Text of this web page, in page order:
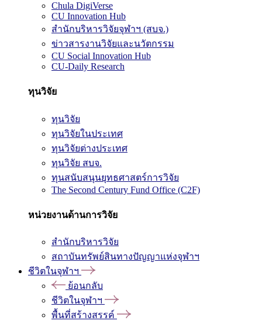
Chula DigiVerse
CU Innovation Hub
สำนักบริหารวิจัยจุฬาฯ (สบจ.)
ข่าวสารงานวิจัยและนวัตกรรม
CU Social Innovation Hub
CU-Daily Research
ทุนวิจัย
ทุนวิจัย
ทุนวิจัยในประเทศ
ทุนวิจัยต่างประเทศ
ทุนวิจัย สบจ.
ทุนสนับสนุนยุทธศาสตร์การวิจัย
The Second Century Fund Office (C2F)
หน่วยงานด้านการวิจัย
สำนักบริหารวิจัย
สถาบันทรัพย์สินทางปัญญาแห่งจุฬาฯ
ชีวิตในจุฬาฯ
ย้อนกลับ
ชีวิตในจุฬาฯ
พื้นที่สร้างสรรค์